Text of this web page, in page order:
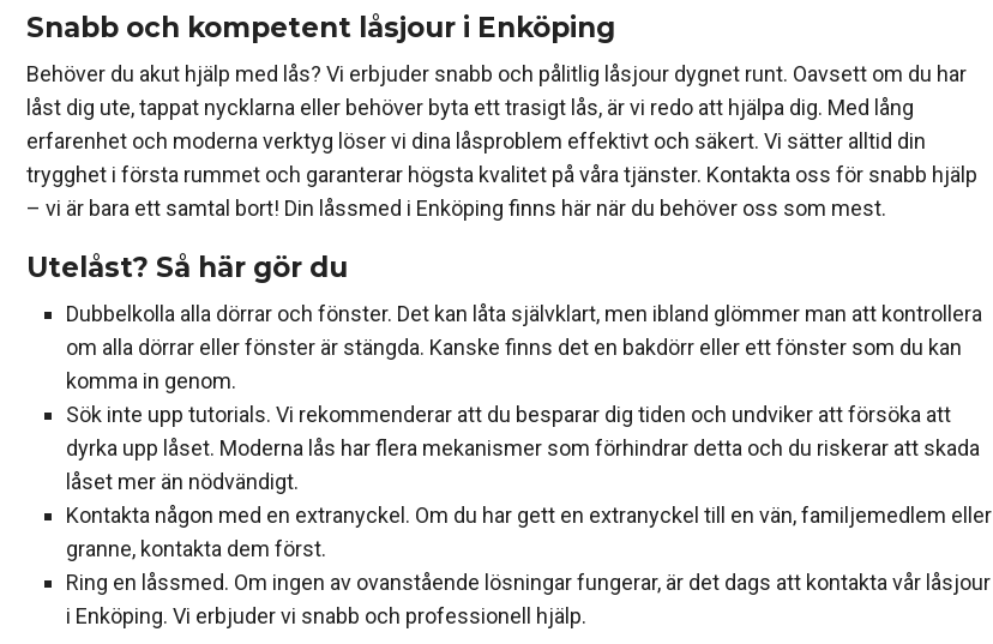
Snabb och kompetent låsjour i Enköping
Behöver du akut hjälp med lås? Vi erbjuder snabb och pålitlig låsjour dygnet runt. Oavsett om du har
låst dig ute, tappat nycklarna eller behöver byta ett trasigt lås, är vi redo att hjälpa dig. Med lång
erfarenhet och moderna verktyg löser vi dina låsproblem effektivt och säkert. Vi sätter alltid din
trygghet i första rummet och garanterar högsta kvalitet på våra tjänster. Kontakta oss för snabb hjälp
– vi är bara ett samtal bort! Din låssmed i Enköping finns här när du behöver oss som mest.
Utelåst? Så här gör du
Dubbelkolla alla dörrar och fönster. Det kan låta självklart, men ibland glömmer man att kontrollera
om alla dörrar eller fönster är stängda. Kanske finns det en bakdörr eller ett fönster som du kan
komma in genom.
Sök inte upp tutorials. Vi rekommenderar att du besparar dig tiden och undviker att försöka att
dyrka upp låset. Moderna lås har flera mekanismer som förhindrar detta och du riskerar att skada
låset mer än nödvändigt.
Kontakta någon med en extranyckel. Om du har gett en extranyckel till en vän, familjemedlem eller
granne, kontakta dem först.
Ring en låssmed. Om ingen av ovanstående lösningar fungerar, är det dags att kontakta vår låsjour
i Enköping. Vi erbjuder vi snabb och professionell hjälp.